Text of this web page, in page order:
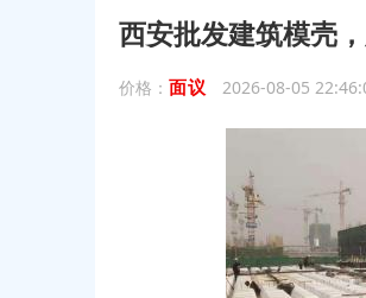
西安批发建筑模壳
价格： 面议 2026-08-05